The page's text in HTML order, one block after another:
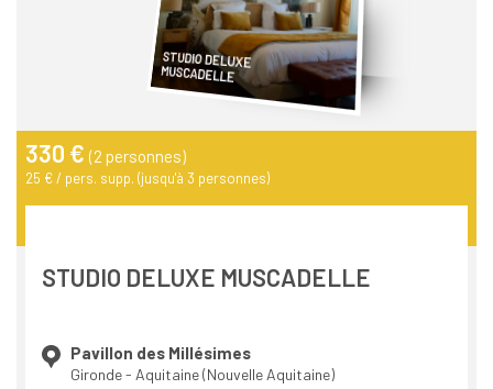
STUDIO DELUXE
MUSCADELLE
330 € (2 personnes)
25 € / pers. supp. (jusqu'à 3 personnes)
STUDIO DELUXE MUSCADELLE
Pavillon des Millésimes
Gironde - Aquitaine (Nouvelle Aquitaine)